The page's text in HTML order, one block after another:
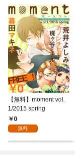
【無料】moment vol.
1/2015 spring
0
無料